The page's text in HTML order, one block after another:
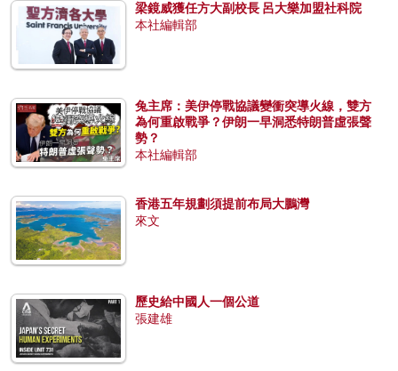
梁鏡威獲任方大副校長 呂大樂加盟社科院
本社編輯部
兔主席：美伊停戰協議變衝突導火線，雙方
為何重啟戰爭？伊朗一早洞悉特朗普虛張聲
勢？
本社編輯部
香港五年規劃須提前布局大鵬灣
來文
歷史給中國人一個公道
張建雄